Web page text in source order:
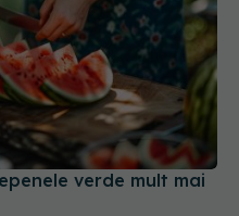
verde mult mai